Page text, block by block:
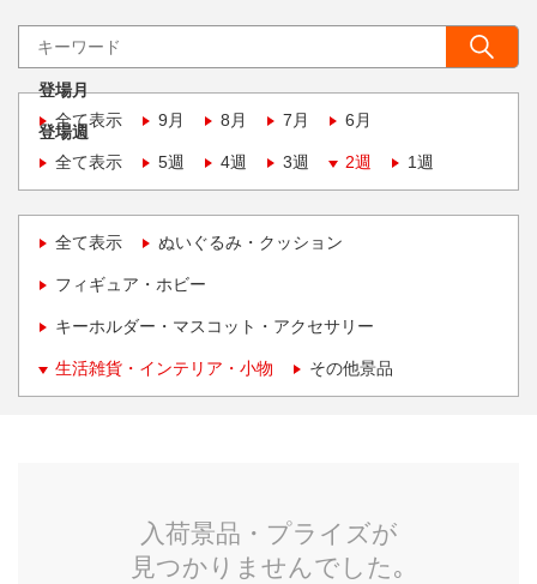
登場月
全て表示
9月 8月 7月 6月
登場週
全て表示
5週 4週 3週 2週 1週
全て表示 ぬいぐるみ・クッション
フィギュア・ホビー
キーホルダー・マスコット・アクセサリー
生活雑貨・インテリア・小物 その他景品